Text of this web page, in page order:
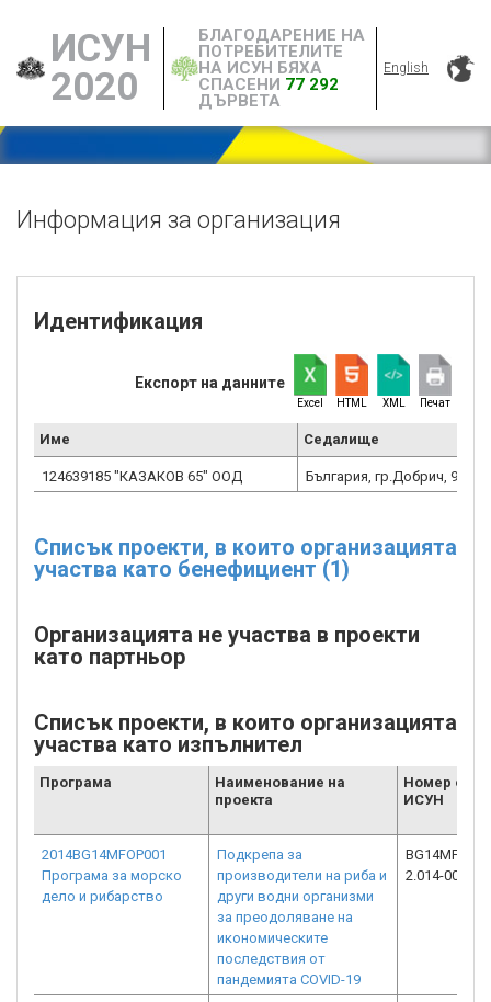
ИСУН
2020
БЛАГОДАРЕНИЕ НА
ПОТРЕБИТЕЛИТЕ
НА ИСУН БЯХА
СПАСЕНИ 77 292
ДЪРВЕТА
English
Информация за организация
Идентификация
Експорт на данните
Excel HTML XML Печат
Име Седалище
124639185 "КАЗАКОВ 65" ООД България, гр.Добрич,
Списък проекти, в които организацията
участва като бенефициент (1)
Организацията не участва в проекти
като партньор
Списък проекти, в които организацията
участва като изпълнител
Програма
Наименование на
проекта
Номер от
ИСУН
2014BG14MFOP001
Програма за морско
дело и рибарство
Подкрепа за
производители на риба и
други водни организми
за преодоляване на
икономическите
последствия от
пандемията COVID-19
2.014-0036-